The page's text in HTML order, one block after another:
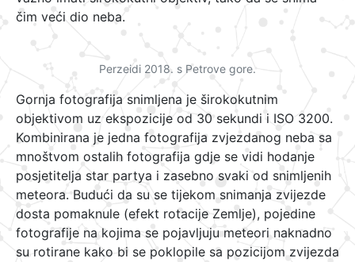
čim veći dio neba.
Perzeidi 2018. s Petrove gore.
Gornja fotografija snimljena je širokokutnim
objektivom uz ekspozicije od 30 sekundi i ISO 3200.
Kombinirana je jedna fotografija zvjezdanog neba sa
mnoštvom ostalih fotografija gdje se vidi hodanje
posjetitelja star partya i zasebno svaki od snimljenih
meteora. Budući da su se tijekom snimanja zvijezde
dosta pomaknule (efekt rotacije Zemlje), pojedine
fotografije na kojima se pojavljuju meteori naknadno
su rotirane kako bi se poklopile sa pozicijom zvijezda